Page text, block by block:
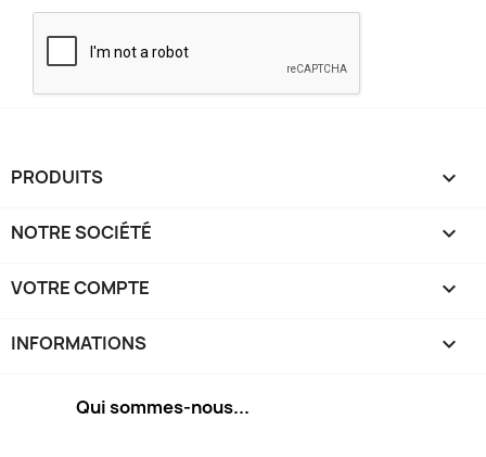
PRODUITS 
NOTRE SOCIÉTÉ 
VOTRE COMPTE 
INFORMATIONS keyboard_arrow_down
Qui sommes-nous...